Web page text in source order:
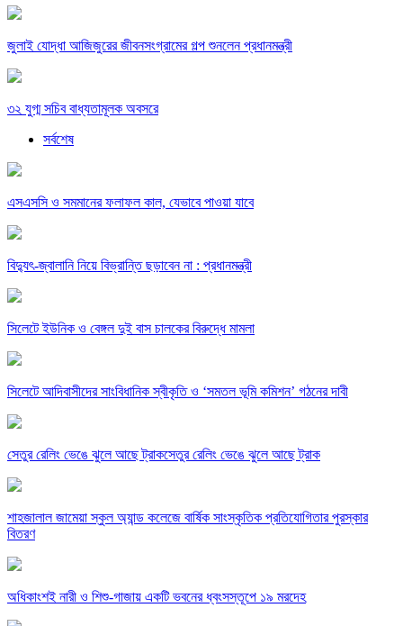
জুলাই যোদ্ধা আজিজুরের জীবনসংগ্রামের গল্প শুনলেন প্রধানমন্ত্রী
৩২ যুগ্ম সচিব বাধ্যতামূলক অবসরে
সর্বশেষ
এসএসসি ও সমমানের ফলাফল কাল, যেভাবে পাওয়া যাবে
বিদ্যুৎ-জ্বালানি নিয়ে বিভ্রান্তি ছড়াবেন না : প্রধানমন্ত্রী
সিলেটে ইউনিক ও বেঙ্গল দুই বাস চালকের বিরুদ্ধে মামলা
সিলেটে আদিবাসীদের সাংবিধানিক স্বীকৃতি ও ‘সমতল ভূমি কমিশন’ গঠনের দাবী
সেতুর রেলিং ভেঙে ঝুলে আছে ট্রাকসেতুর রেলিং ভেঙে ঝুলে আছে ট্রাক
শাহজালাল জামেয়া স্কুল অ্যান্ড কলেজে বার্ষিক সাংস্কৃতিক প্রতিযোগিতার পুরস্কার
বিতরণ
অধিকাংশই নারী ও শিশু-গাজায় একটি ভবনের ধ্বংসস্তূপে ১৯ মরদেহ